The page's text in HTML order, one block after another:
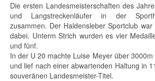
Die ersten Landesmeisterschaften des
und Langstreckenläufer in der
zusammen. Der Haldensleber Sportclub
dabei. Unterm Strich wurden es vier
und fünf.
In der U 20 machte Luise Meyer über
und lief nach einer abwartenden Haltung in
souveränen Landesmeister-Titel.